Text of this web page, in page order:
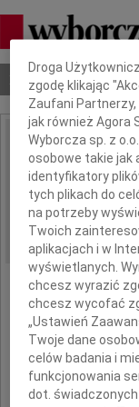
Nekrologi Odeszli
IMIĘ I NAZWISKO:
REGION:
DATA EMISJI:
Dbamy o Twoją
Droga
zgodę klikając
Zaufani
jak również Agora
Wyborcza sp. z
osobowe takie jak
identyfikatory
tych plikach do
na potrzeby
Twoich
aplikacjach i w
wyświetlanych.
chcesz wyrazić
chcesz wycofać
„Ustawień
Twoje dane
celów badania i
funkcjonowania
dot. świadczonych